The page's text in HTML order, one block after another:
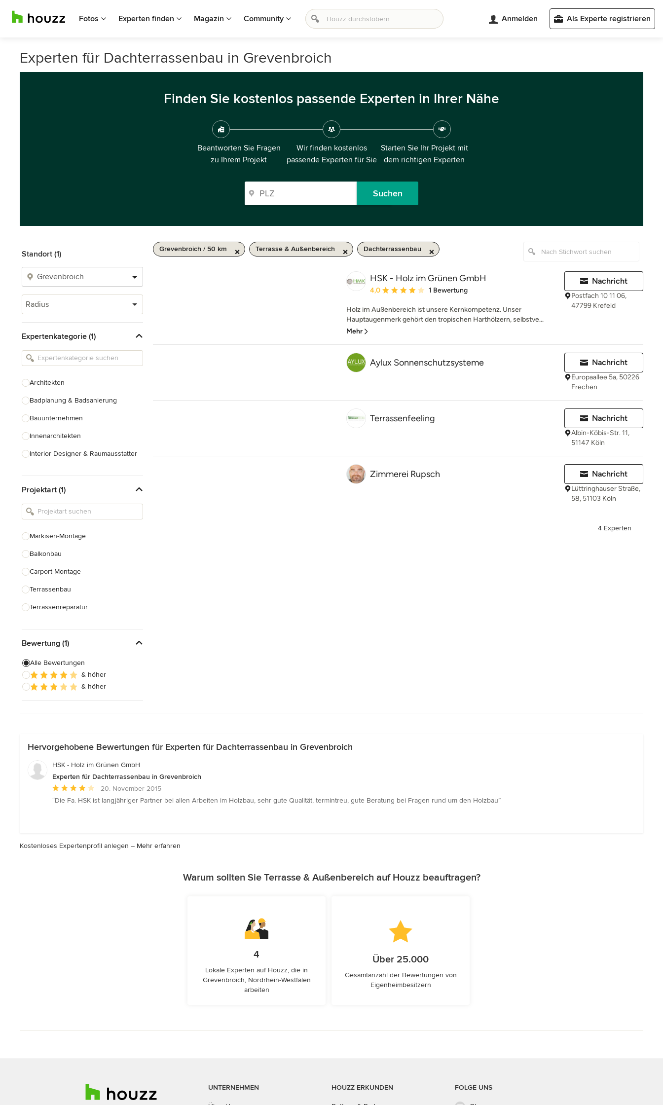
Fotos Experten finden Magazin Community Anmelden Als Experte registrieren
Experten für Dachterrassenbau in Grevenbroich
Finden Sie kostenlos passende Experten in Ihrer Nähe
Beantworten Sie Fragen
zu Ihrem Projekt
Wir finden kostenlos
passende Experten für Sie
Starten Sie Ihr Projekt mit
dem richtigen Experten
Suchen
Standort (1)
Radius
Expertenkategorie (1)
Architekten
Badplanung & Badsanierung
Bauunternehmen
Innenarchitekten
Interior Designer & Raumausstatter
Landschaftsarchitekten
Armaturen & Sanitärbedarf
Projektart (1)
Markisen-Montage
Balkonbau
Carport-Montage
Terrassenbau
Terrassenreparatur
Dachterrassenbau
Terrassenüberdachung Bau
Alle anzeigen
Bewertung (1)
Alle Bewertungen
& höher
& höher
Grevenbroich / 50 km Terrasse & Außenbereich Dachterrassenbau
HSK - Holz im Grünen GmbH
Durchschnittliche Bewertung: 4 von 5 Sternen
4,0 1 Bewertung
Holz im Außenbereich ist unsere Kernkompetenz. Unser
Hauptaugenmerk gehört den tropischen Harthölzern, selbstve...
Mehr
Nachricht
Postfach 10 11 06,
47799 Krefeld
Aylux Sonnenschutzsysteme Nachricht
Europaallee 5a, 50226
Frechen
Terrassenfeeling Nachricht
Albin-Köbis-Str. 11,
51147 Köln
Zimmerei Rupsch Nachricht
Lüttringhauser Straße,
58, 51103 Köln
4 Experten
Hervorgehobene Bewertungen für Experten für Dachterrassenbau in Grevenbroich
HSK - Holz im Grünen GmbH
Experten für Dachterrassenbau in Grevenbroich
Durchschnittliche
Bewertung:
20. November 2015
“Die Fa. HSK ist langjähriger Partner bei allen Arbeiten im Holzbau, sehr gute Qualität, termintreu, gute Beratung bei Fragen rund um den Holzbau”
Kostenloses Expertenprofil anlegen – Mehr erfahren
Warum sollten Sie Terrasse & Außenbereich auf Houzz beauftragen?
4
Lokale Experten auf Houzz, die in
Grevenbroich, Nordrhein-Westfalen
arbeiten
Über 25.000
Gesamtanzahl der Bewertungen von
Eigenheimbesitzern
UNTERNEHMEN HOUZZ ERKUNDEN FOLGE UNS